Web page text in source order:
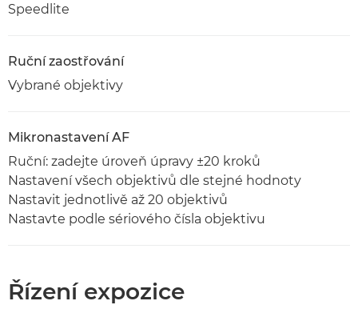
Speedlite
Ruční zaostřování
Vybrané objektivy
Mikronastavení AF
Ruční: zadejte úroveň úpravy ±20 kroků
Nastavení všech objektivů dle stejné hodnoty
Nastavit jednotlivě až 20 objektivů
Nastavte podle sériového čísla objektivu
Řízení expozice